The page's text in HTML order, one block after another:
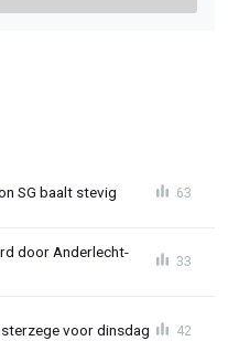
SG baalt stevig 63
door Anderlecht-
33
voor dinsdag 42